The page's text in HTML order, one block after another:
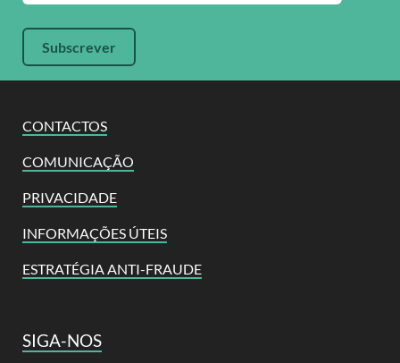
CONTACTOS
COMUNICAÇÃO
PRIVACIDADE
INFORMAÇÕES ÚTEIS
ESTRATÉGIA ANTI-FRAUDE
SIGA-NOS